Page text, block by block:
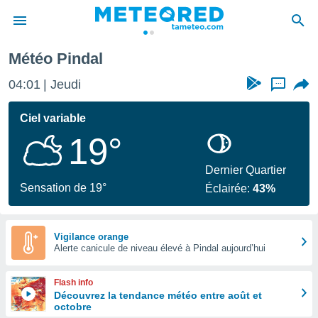
de
Météo Pindal
04:01 Jeudi ...
Ciel variable
19°
Sensation de 19°
Dernier Quartier
Éclairée:43%
Vigilance orange
Alerte canicule de niveau élevé à Pindal aujourd’hui
Flash info
Découvrez la tendance météo entre août et
octobre